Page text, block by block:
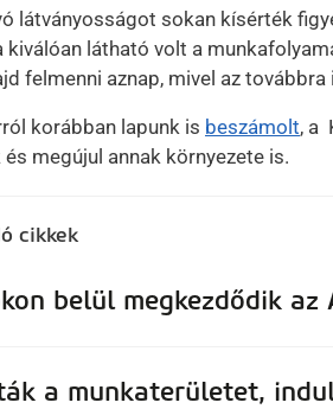
látványosságot sokan kísérték
kiválóan látható volt a
felmenni aznap, mivel az
korábban lapunk is beszámolt, a
megújul annak környezete is.
cikkek
belül megkezdődik
a munkaterületet,